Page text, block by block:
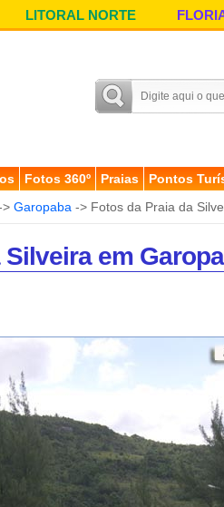
LITORAL NORTE
Fotos 360º Praias Pontos
> Garopaba -> Fotos da Praia da
em